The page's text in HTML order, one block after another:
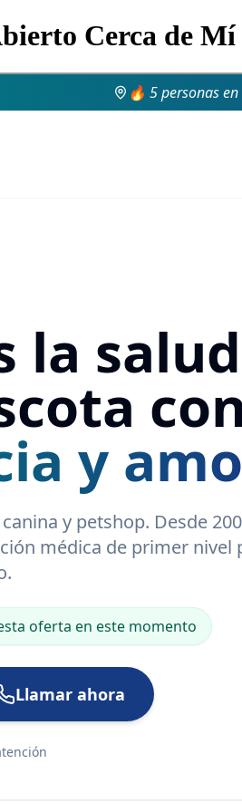
Cerca de Mí